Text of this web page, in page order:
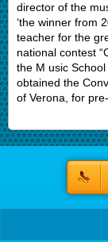
director of the
‘the winner from
teacher for the
national contest
the M usic School
obtained the
of Verona, for